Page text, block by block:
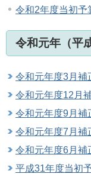
令和2年度当初予
令和元年（平
令和元年度3月補
令和元年度12月
令和元年度9月補
令和元年度7月補
令和元年度6月補
平成31年度当初